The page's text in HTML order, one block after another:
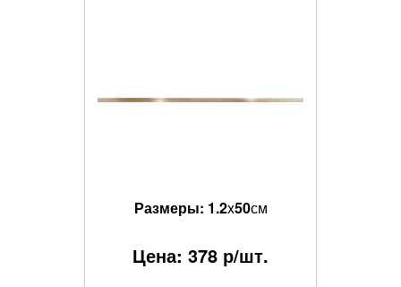
Размеры: 1.2x50см
Цена: 378 р/шт.